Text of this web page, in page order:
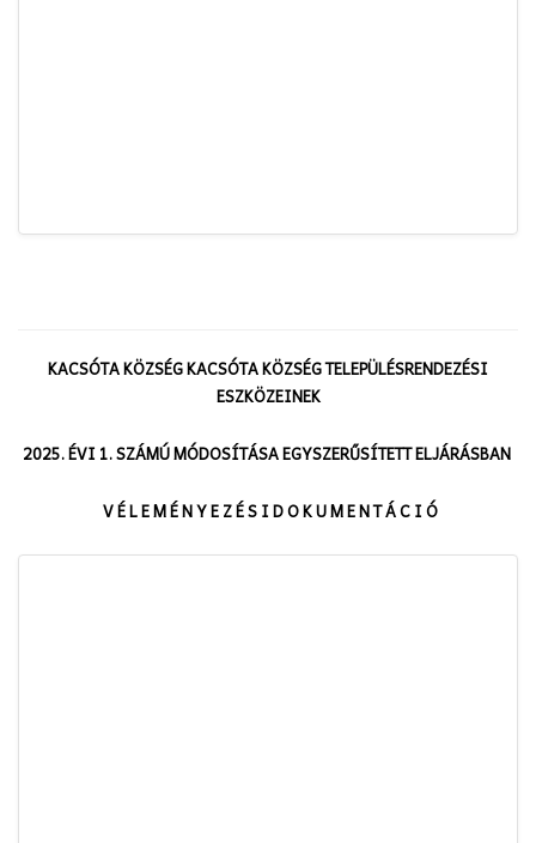
KACSÓTA KÖZSÉG KACSÓTA KÖZSÉG TELEPÜLÉSRENDEZÉSI
ESZKÖZEINEK
2025. ÉVI 1. SZÁMÚ MÓDOSÍTÁSA EGYSZERŰSÍTETT ELJÁRÁSBAN
V É L E M É N Y E Z É S I D O K U M E N T Á C I Ó